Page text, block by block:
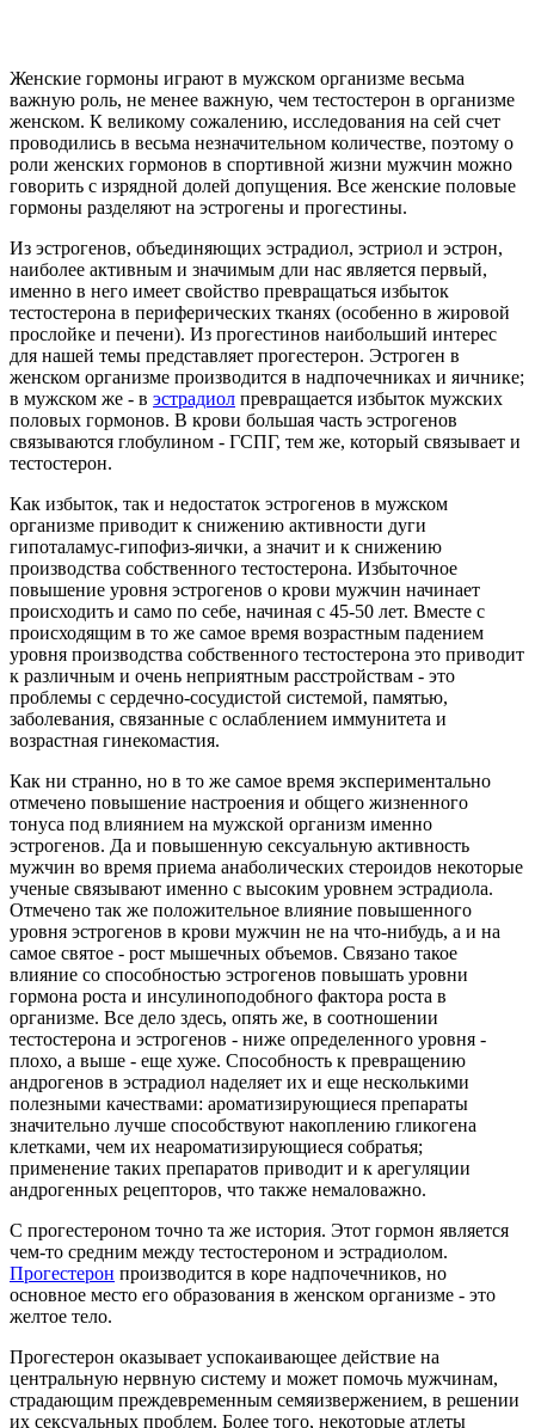
Женские гормоны играют в мужском организме весьма
важную роль, не менее важную, чем тестостерон в организме
женском. К великому сожалению, исследования на сей счет
проводились в весьма незначительном количестве, поэтому о
роли женских гормонов в спортивной жизни мужчин можно
говорить с изрядной долей допущения. Все женские половые
гормоны разделяют на эстрогены и прогестины.
Из эстрогенов, объединяющих эстрадиол, эстриол и эстрон,
наиболее активным и значимым дли нас является первый,
именно в него имеет свойство превращаться избыток
тестостерона в периферических тканях (особенно в жировой
прослойке и печени). Из прогестинов наибольший интерес
для нашей темы представляет прогестерон. Эстроген в
женском организме производится в надпочечниках и яичнике;
в мужском же - в эстрадиол превращается избыток мужских
половых гормонов. В крови большая часть эстрогенов
связываются глобулином - ГСПГ, тем же, который связывает и
тестостерон.
Как избыток, так и недостаток эстрогенов в мужском
организме приводит к снижению активности дуги
гипоталамус-гипофиз-яички, а значит и к снижению
производства собственного тестостерона. Избыточное
повышение уровня эстрогенов о крови мужчин начинает
происходить и само по себе, начиная с 45-50 лет. Вместе с
происходящим в то же самое время возрастным падением
уровня производства собственного тестостерона это приводит
к различным и очень неприятным расстройствам - это
проблемы с сердечно-сосудистой системой, памятью,
заболевания, связанные с ослаблением иммунитета и
возрастная гинекомастия.
Как ни странно, но в то же самое время экспериментально
отмечено повышение настроения и общего жизненного
тонуса под влиянием на мужской организм именно
эстрогенов. Да и повышенную сексуальную активность
мужчин во время приема анаболических стероидов некоторые
ученые связывают именно с высоким уровнем эстрадиола.
Отмечено так же положительное влияние повышенного
уровня эстрогенов в крови мужчин не на что-нибудь, а и на
самое святое - рост мышечных объемов. Связано такое
влияние со способностью эстрогенов повышать уровни
гормона роста и инсулиноподобного фактора роста в
организме. Все дело здесь, опять же, в соотношении
тестостерона и эстрогенов - ниже определенного уровня -
плохо, а выше - еще хуже. Способность к превращению
андрогенов в эстрадиол наделяет их и еще несколькими
полезными качествами: ароматизирующиеся препараты
значительно лучше способствуют накоплению гликогена
клетками, чем их неароматизирующиеся собратья;
применение таких препаратов приводит и к арегуляции
андрогенных рецепторов, что также немаловажно.
С прогестероном точно та же история. Этот гормон является
чем-то средним между тестостероном и эстрадиолом.
Прогестерон производится в коре надпочечников, но
основное место его образования в женском организме - это
желтое тело.
Прогестерон оказывает успокаивающее действие на
центральную нервную систему и может помочь мужчинам,
страдающим преждевременным семяизвержением, в решении
их сексуальных проблем. Более того, некоторые атлеты